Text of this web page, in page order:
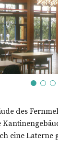
des
eine